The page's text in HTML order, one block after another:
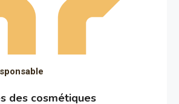
des cosmétiques